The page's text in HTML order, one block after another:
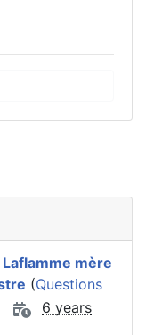
mère
(Questions
6 years